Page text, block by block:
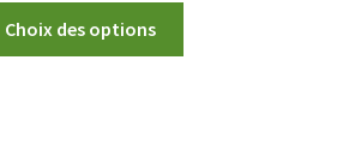
€4,00
through
Choix des options